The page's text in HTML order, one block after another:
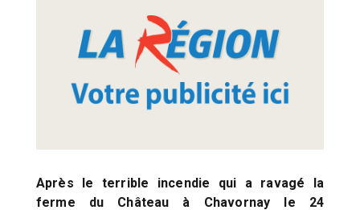
Après le terrible incendie qui a ravagé la
ferme du Château à Chavornay le 24